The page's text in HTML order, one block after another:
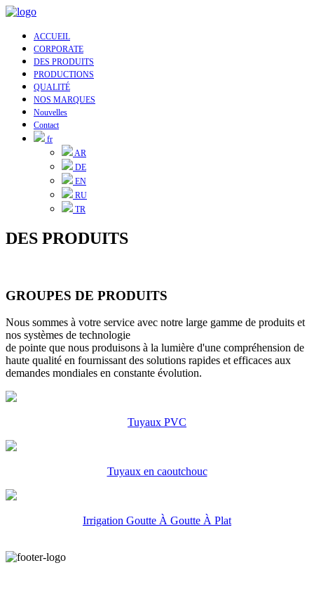
ACCUEIL
CORPORATE
DES PRODUITS
PRODUCTIONS
QUALITÉ
NOS MARQUES
Nouvelles
Contact
fr
AR
DE
EN
RU
TR
DES PRODUITS
GROUPES DE PRODUITS
Nous sommes à votre service avec notre large gamme de produits et
nos systèmes de technologie
de pointe que nous produisons à la lumière d'une compréhension de
haute qualité en fournissant des solutions rapides et efficaces aux
demandes mondiales en constante évolution.
Tuyaux PVC
Tuyaux en caoutchouc
Irrigation Goutte À Goutte À Plat